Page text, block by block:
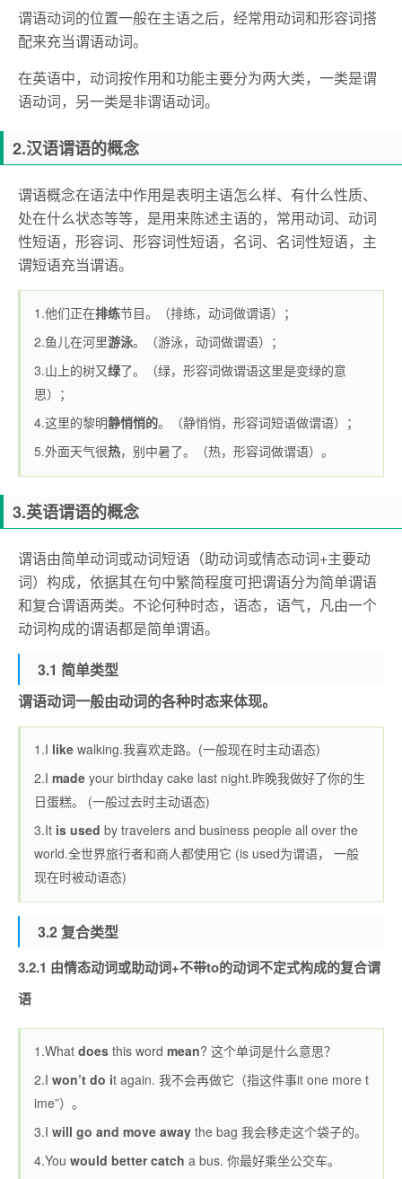
谓语动词的位置一般在主语之后，经常用动词和形容词搭
配来充当谓语动词。
在英语中，动词按作用和功能主要分为两大类，一类是谓
语动词，另一类是非谓语动词。
2.汉语谓语的概念
谓语概念在语法中作用是表明主语怎么样、有什么性质、
处在什么状态等等，是用来陈述主语的，常用动词、动词
性短语，形容词、形容词性短语，名词、名词性短语，主
谓短语充当谓语。
1.他们正在排练节目。（排练，动词做谓语）；
2.鱼儿在河里游泳。（游泳，动词做谓语）；
3.山上的树又绿了。（绿，形容词做谓语这里是变绿的意
思）；
4.这里的黎明静悄悄的。（静悄悄，形容词短语做谓语）；
5.外面天气很热，别中暑了。（热，形容词做谓语）。
3.英语谓语的概念
谓语由简单动词或动词短语（助动词或情态动词+主要动
词）构成，依据其在句中繁简程度可把谓语分为简单谓语
和复合谓语两类。不论何种时态，语态，语气，凡由一个
动词构成的谓语都是简单谓语。
3.1 简单类型
谓语动词一般由动词的各种时态来体现。
1.I like walking.我喜欢走路。(一般现在时主动语态)
2.I made your birthday cake last night.昨晚我做好了你的生
日蛋糕。 (一般过去时主动语态)
3.It is used by travelers and business people all over the
world.全世界旅行者和商人都使用它 (is used为谓语， 一般
现在时被动语态)
3.2 复合类型
3.2.1 由情态动词或助动词+不带to的动词不定式构成的复合谓
语
1.What does this word mean? 这个单词是什么意思？
2.I won’t do it again. 我不会再做它（指这件事it one more t
ime”）。
3.I will go and move away the bag 我会移走这个袋子的。
4.You would better catch a bus. 你最好乘坐公交车。